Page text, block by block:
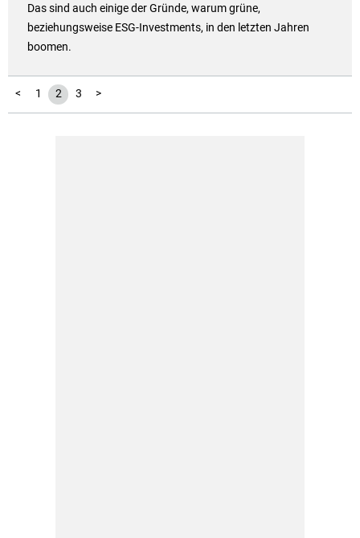
Das sind auch einige der Gründe, warum grüne,
beziehungsweise ESG-Investments, in den letzten Jahren
boomen.
< 1 2 3 >